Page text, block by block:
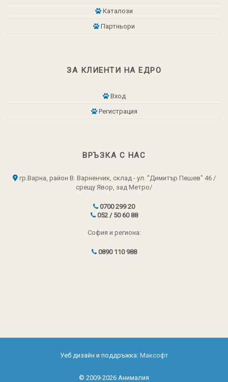
Каталози
Партньори
ЗА КЛИЕНТИ НА ЕДРО
Вход
Регистрация
ВРЪЗКА С НАС
гр.Варна, район В. Варненчик, склад - ул. "Димитър Пешев" 46 /
срещу Явор, зад Метро/
0700 299 20
052 / 50 60 88
София и региона:
0890 110 988
Уеб дизайн и поддръжка: Максофт
© 2009-2026 Анималия